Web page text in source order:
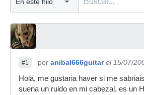
#1 por anibal666guitar el 15/07/
Hola, me gustaria haver si me
suena un ruido en mi cabezal, es un